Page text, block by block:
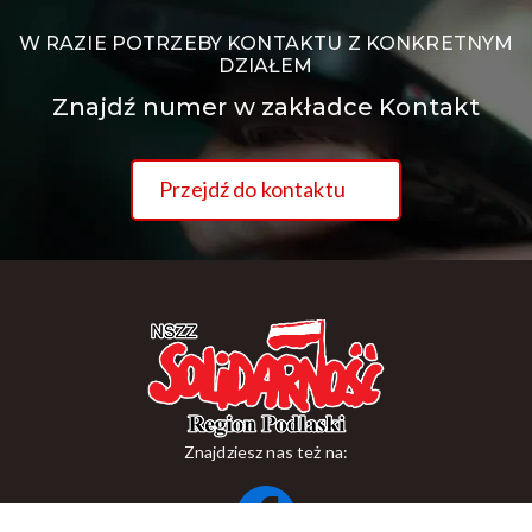
W RAZIE POTRZEBY KONTAKTU Z KONKRETNYM
DZIAŁEM
Znajdź numer w zakładce Kontakt
Przejdź do kontaktu
Znajdziesz nas też na: